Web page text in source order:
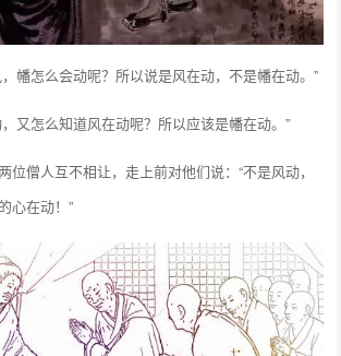
幡怎么会动呢？所以说是风在动，不是幡在动。”
又怎么知道风在动呢？所以应该是幡在动。”
位僧人互不相让，走上前对他们说：“不是风动，
心在动！”